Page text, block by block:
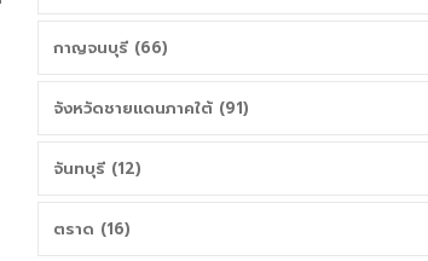
กาญจนบุรี (66)
จังหวัดชายแดนภาคใต้ (91)
จันทบุรี (12)
ตราด (16)